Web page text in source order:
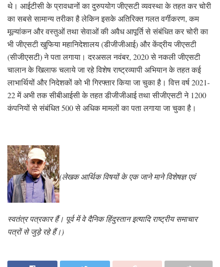
थे। आईटीसी के प्रावधानों का दुरुपयोग जीएसटी व्यवस्था के तहत कर चोरी
का सबसे सामान्य तरीका है लेकिन इसके अतिरिक्त गलत वर्गीकरण, कम
मूल्यांकन और वस्तुओं तथा सेवाओं की अवैध आपूर्ति से संबंधित कर चोरी का
भी जीएसटी खुफिया महानिदेशालय (डीजीजीआई) और केंद्रीय जीएसटी
(सीजीएसटी) ने पता लगाया। दरअसल नवंबर, 2020 से नकली जीएसटी
चालान के खिलाफ चलाये जा रहे विशेष राष्ट्रव्यापी अभियान के तहत कई
लाभार्थियों और निदेशकों को भी गिरफ्तार किया जा चुका है। वित्त वर्ष 2021-
22 में अभी तक सीबीआईसी के तहत डीजीजीआई तथा सीजीएसटी ने 1200
कंपनियों से संबंधित 500 से अधिक मामलों का पता लगाया जा चुका है।
(लेखक आर्थिक विषयों के एक जाने माने विशेषज्ञ एवं
स्वतंत्र पत्रकार हैं। पूर्व में वे दैनिक हिंदुस्तान इत्यादि राष्ट्रीय समाचार
पत्रों से जुड़े रहे हैं।)